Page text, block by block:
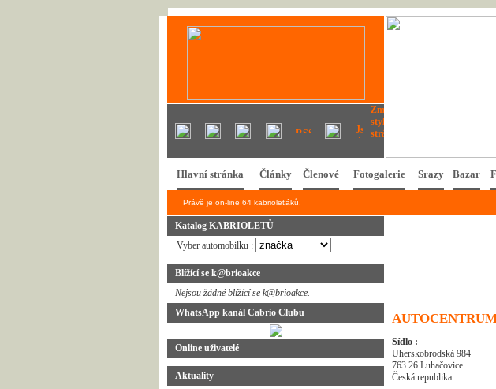
Hlavní stránka Články Členové Fotogalerie Srazy Bazar
Právě je on-line 64 kabrioleťáků.
Katalog KABRIOLETŮ
Vyber automobilku :
Blížící se k@brioakce
Nejsou žádné blížící se k@brioakce.
WhatsApp kanál Cabrio Clubu
Online uživatelé
Aktuality
Sídlo :
Uherskobrodská 984
763 26 Luhačovice
Česká republika